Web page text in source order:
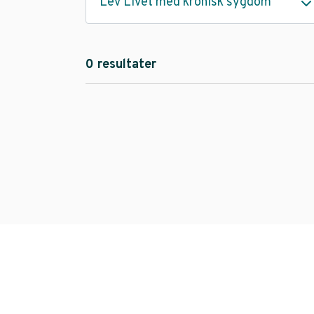
0 resultater